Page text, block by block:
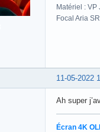
Matériel : VP
Focal Aria
11-05-2022
Ah super
Écran 4K